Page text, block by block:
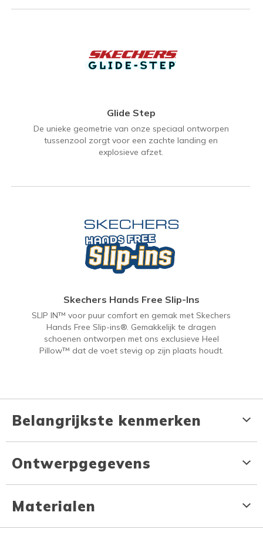
Glide Step
De unieke geometrie van onze speciaal ontworpen
tussenzool zorgt voor een zachte landing en
explosieve afzet.
Skechers Hands Free Slip-Ins
SLIP IN™ voor puur comfort en gemak met Skechers
Hands Free Slip-ins®. Gemakkelijk te dragen
schoenen ontworpen met ons exclusieve Heel
Pillow™ dat de voet stevig op zijn plaats houdt.
Belangrijkste kenmerken
Ontwerpgegevens
Materialen